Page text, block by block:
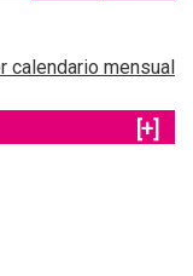
calendario mensual
[+]